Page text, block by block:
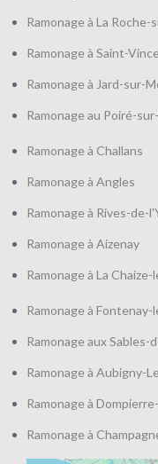
Ramonage à La Roche-
Ramonage à Saint-
Ramonage à Jard-sur-
Ramonage au Poiré-
Ramonage à Challans
Ramonage à Angles
Ramonage à Rives-de-
Ramonage à Aizenay
Ramonage à La
Ramonage à
Ramonage aux Sables-
Ramonage à Aubigny-
Ramonage à
Ramonage à